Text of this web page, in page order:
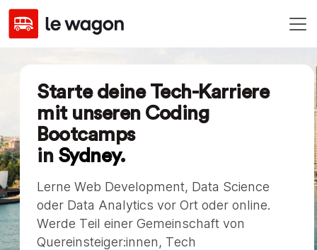
Starte deine Tech-Karriere
mit unseren Coding
Bootcamps
in Sydney.
Lerne Web Development, Data Science
oder Data Analytics vor Ort oder online.
Werde Teil einer Gemeinschaft von
Quereinsteiger:innen, Tech